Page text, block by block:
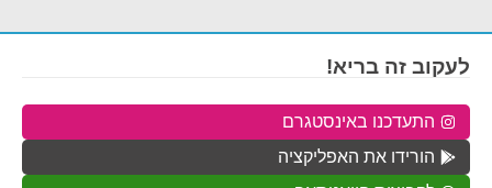
לעקוב זה בריא!
התעדכנו באינסטגרם
הורידו את האפליקציה